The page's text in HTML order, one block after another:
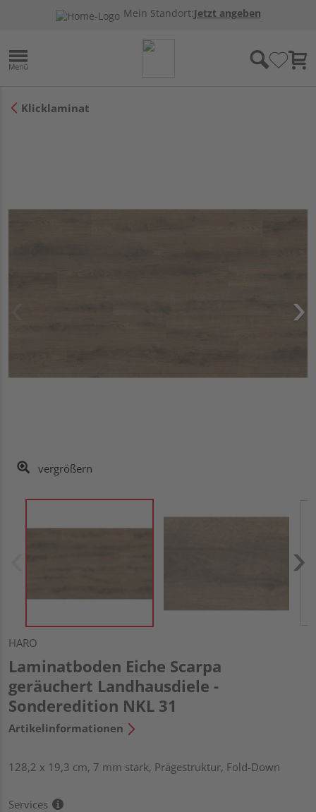
Mein Standort:Jetzt angeben
Klicklaminat
vergrößern
HARO
Laminatboden Eiche Scarpa
geräuchert Landhausdiele -
Sonderedition NKL 31
Artikelinformationen
128,2 x 19,3 cm, 7 mm stark, Prägestruktur, Fold-Down
Services